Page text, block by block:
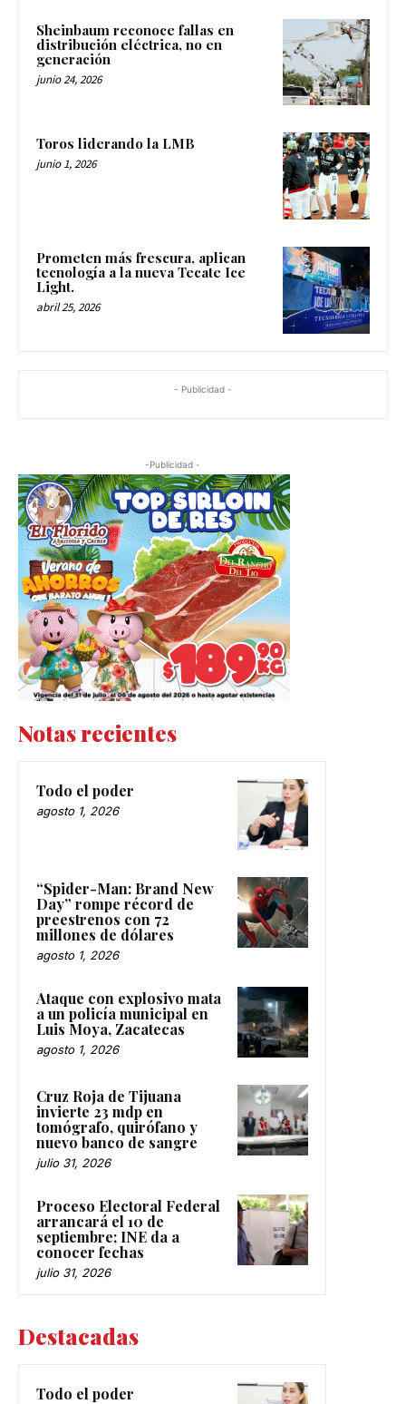
Sheinbaum reconoce fallas en
distribución eléctrica, no en
generación
junio 24, 2026
Toros liderando la LMB
junio 1, 2026
Prometen más frescura, aplican
tecnología a la nueva Tecate Ice
Light.
abril 25, 2026
- Publicidad -
-Publicidad -
Notas recientes
Todo el poder
agosto 1, 2026
“Spider-Man: Brand New
Day” rompe récord de
preestrenos con 72
millones de dólares
agosto 1, 2026
Ataque con explosivo mata
a un policía municipal en
Luis Moya, Zacatecas
agosto 1, 2026
Cruz Roja de Tijuana
invierte 23 mdp en
tomógrafo, quirófano y
nuevo banco de sangre
julio 31, 2026
Proceso Electoral Federal
arrancará el 10 de
septiembre; INE da a
conocer fechas
julio 31, 2026
Destacadas
Todo el poder